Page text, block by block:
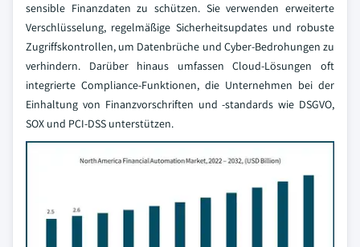
sensible Finanzdaten zu schützen. Sie verwenden erweiterte
Verschlüsselung, regelmäßige Sicherheitsupdates und robuste
Zugriffskontrollen, um Datenbrüche und Cyber-Bedrohungen zu
verhindern. Darüber hinaus umfassen Cloud-Lösungen oft
integrierte Compliance-Funktionen, die Unternehmen bei der
Einhaltung von Finanzvorschriften und -standards wie DSGVO,
SOX und PCI-DSS unterstützen.